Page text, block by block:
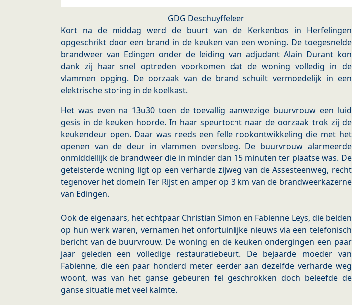
GDG Deschuyffeleer
Kort na de middag werd de buurt van de Kerkenbos in Herfelingen
opgeschrikt door een brand in de keuken van een woning. De toegesnelde
brandweer van Edingen onder de leiding van adjudant Alain Durant kon
dank zij haar snel optreden voorkomen dat de woning volledig in de
vlammen opging. De oorzaak van de brand schuilt vermoedelijk in een
elektrische storing in de koelkast.
Het was even na 13u30 toen de toevallig aanwezige buurvrouw een luid
gesis in de keuken hoorde. In haar speurtocht naar de oorzaak trok zij de
keukendeur open. Daar was reeds een felle rookontwikkeling die met het
openen van de deur in vlammen oversloeg. De buurvrouw alarmeerde
onmiddellijk de brandweer die in minder dan 15 minuten ter plaatse was. De
geteisterde woning ligt op een verharde zijweg van de Assesteenweg, recht
tegenover het domein Ter Rijst en amper op 3 km van de brandweerkazerne
van Edingen.
Ook de eigenaars, het echtpaar Christian Simon en Fabienne Leys, die beiden
op hun werk waren, vernamen het onfortuinlijke nieuws via een telefonisch
bericht van de buurvrouw. De woning en de keuken ondergingen een paar
jaar geleden een volledige restauratiebeurt. De bejaarde moeder van
Fabienne, die een paar honderd meter eerder aan dezelfde verharde weg
woont, was van het ganse gebeuren fel geschrokken doch beleefde de
ganse situatie met veel kalmte.